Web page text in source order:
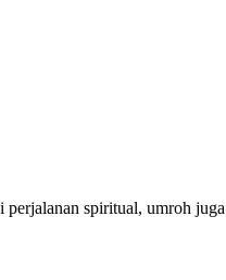
spiritual, umroh